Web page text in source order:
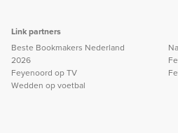
Link partners
Beste Bookmakers Nederland
2026
Feyenoord op TV
Wedden op voetbal